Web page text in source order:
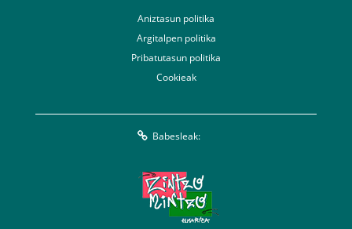
Aniztasun politika
Argitalpen politika
Pribatutasun politika
Cookieak
Babesleak: